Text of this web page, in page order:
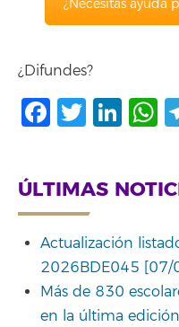
¿Necesitas ayuda
¿Difundes?
ÚLTIMAS
Actualización
2026BDE045 [07/
Más de 830
en la última